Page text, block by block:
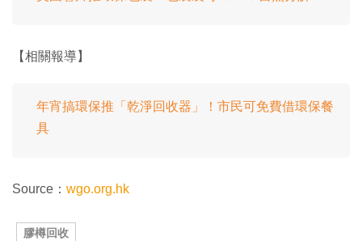
【相關報導】
年宵搞環保推「乾淨回收器」！市民可免費借環保餐
具
Source： wgo.org.hk
膠樽回收